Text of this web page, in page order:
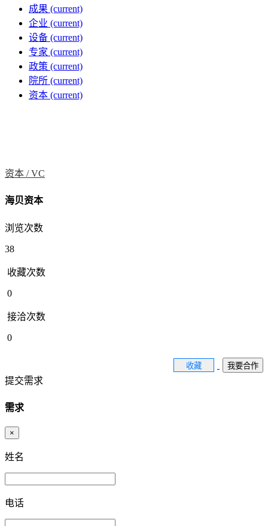
成果 (current)
企业 (current)
设备 (current)
专家 (current)
政策 (current)
院所 (current)
资本 (current)
资本 /VC
海贝资本
浏览次数
38
收藏次数
0
接洽次数
0
收藏 我要合作
提交需求
需求
×
姓名
电话